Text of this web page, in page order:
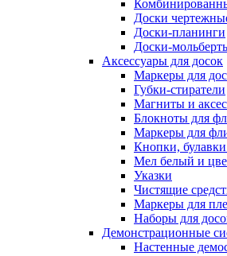
Доски
Доски-планинги
Доски-
Аксессуары для досок
Маркеры для
Губки-стиратели
Магниты и
Блокноты для
Маркеры для
Кнопки,
Мел белый и
Указки
Чистящие
Маркеры для
Наборы для
Демонстрационные
Настенные